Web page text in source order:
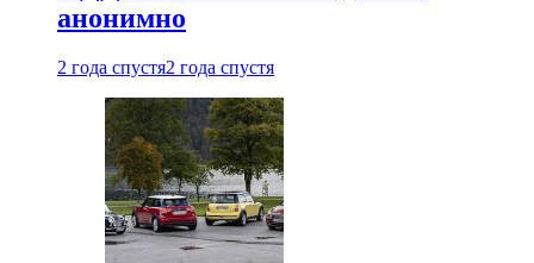
анонимно
2 года спустя2 года спустя